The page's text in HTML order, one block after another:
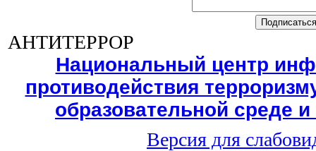
АНТИТЕРРОР
Национальный центр
противодействия
образовательной среде
Версия для